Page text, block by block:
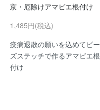
京・厄除けアマビエ根付け
1,485円(税込)
疫病退散の願いを込めてビー
ズステッチで作るアマビエ根
付け